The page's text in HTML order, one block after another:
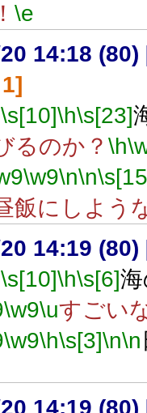
\e
14:18 (80)
\s[10]\h\s[23]
るのか？ \h
\w9\n\n
飯にしよう
14:19 (80)
\s[10]\h\s[6]
\w9\uすごい
\w9\h\s[3]\n\n
14:19 (80)